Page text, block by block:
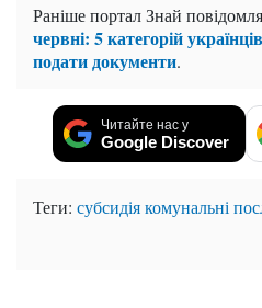
Раніше портал Знай
червні: 5 категорій
подати документи.
Читайте нас у
Google Discover
Теги: субсидіякомунальні